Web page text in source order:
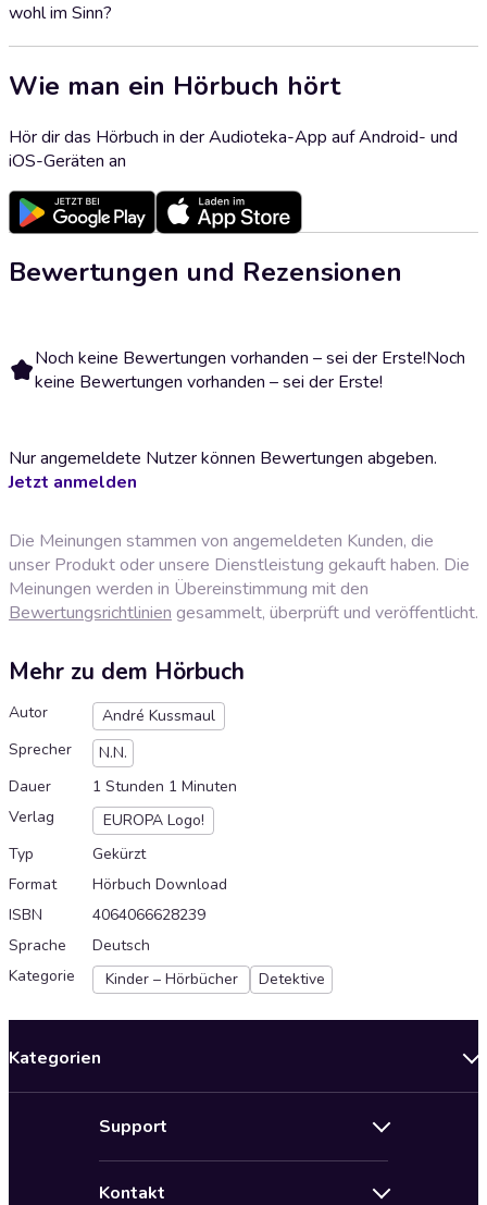
wohl im Sinn?
Wie man ein Hörbuch hört
Hör dir das Hörbuch in der Audioteka-App auf Android- und
iOS-Geräten an
Bewertungen und Rezensionen
Noch keine Bewertungen vorhanden – sei der Erste!Noch
keine Bewertungen vorhanden – sei der Erste!
Nur angemeldete Nutzer können Bewertungen abgeben.
Jetzt anmelden
Die Meinungen stammen von angemeldeten Kunden, die
unser Produkt oder unsere Dienstleistung gekauft haben. Die
Meinungen werden in Übereinstimmung mit den
Bewertungsrichtlinien gesammelt, überprüft und veröffentlicht.
Mehr zu dem Hörbuch
Autor
André Kussmaul
Sprecher
N.N.
Dauer
1 Stunden 1 Minuten
Verlag
EUROPA Logo!
Typ
Gekürzt
Format
Hörbuch Download
ISBN
4064066628239
Sprache
Deutsch
Kategorie
Kinder – Hörbücher Detektive
Kategorien
Support
Kontakt